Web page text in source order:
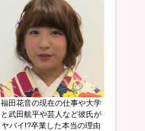
福田花音の現在の仕事や大学
と武田航平や芸人など彼氏が
ヤバイ!?卒業した本当の理由